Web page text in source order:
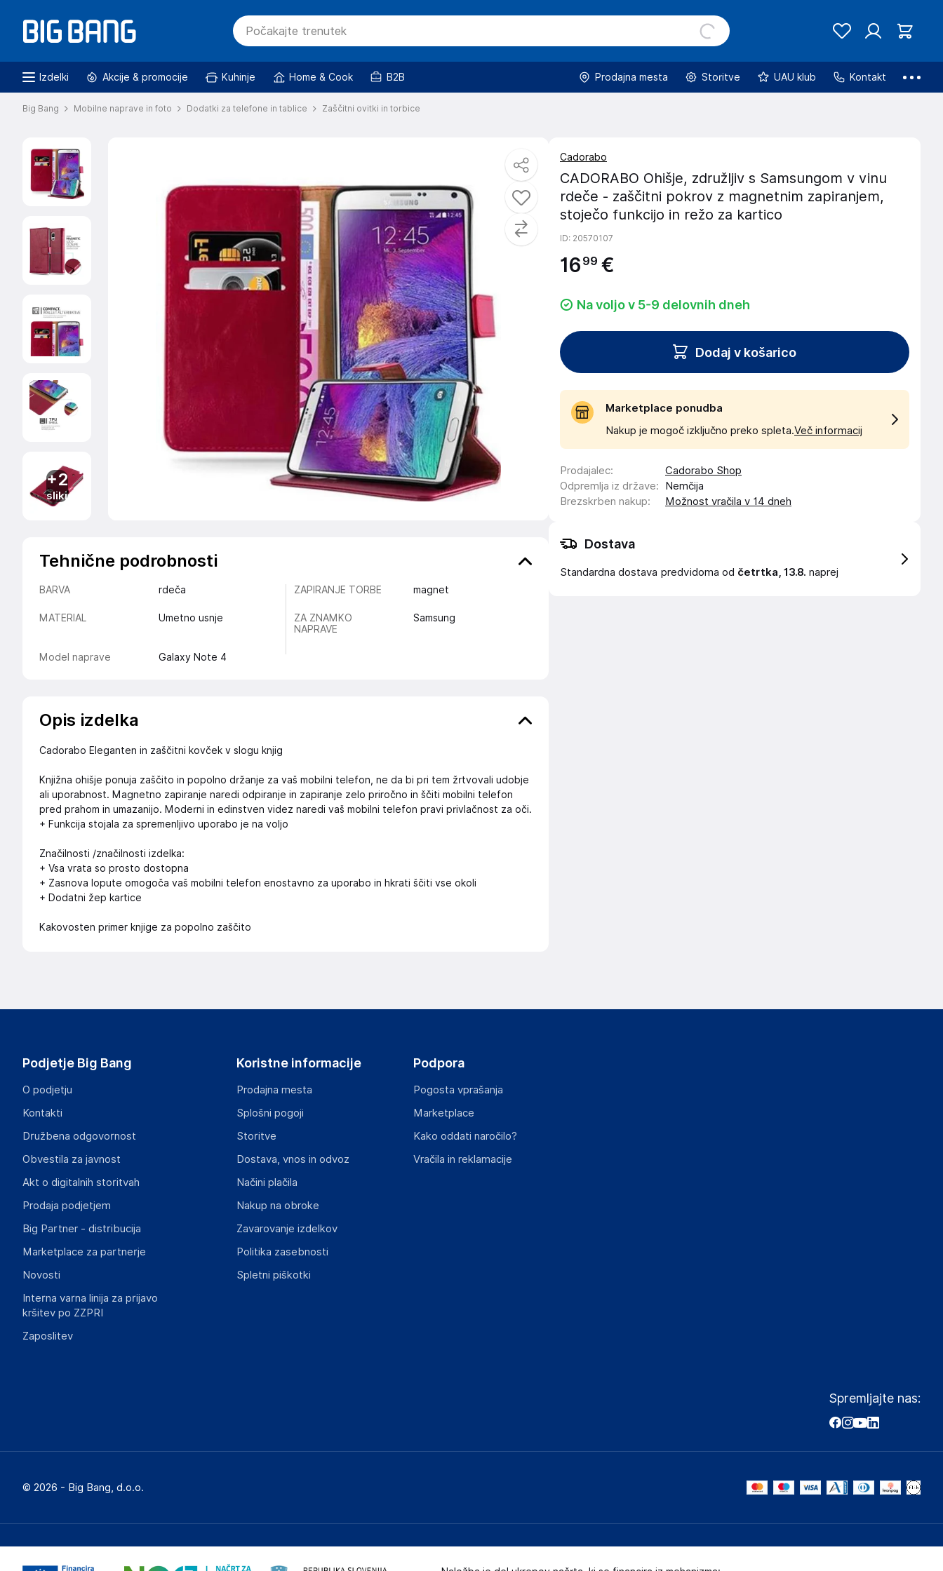
Izdelki Akcije & promocije Kuhinje Home & Cook B2B Prodajna mesta Storitve UAU klub Kontakt
Big Bang Mobilne naprave in foto Dodatki za telefone in tablice Zaščitni ovitki in torbice
+2
sliki
Tehnične podrobnosti
BARVA rdeča ZAPIRANJE TORBE magnet
MATERIAL Umetno usnje
ZA ZNAMKO
NAPRAVE
Samsung
Model naprave Galaxy Note 4
Opis izdelka
Cadorabo Eleganten in zaščitni kovček v slogu knjig
Knjižna ohišje ponuja zaščito in popolno držanje za vaš mobilni telefon, ne da bi pri tem žrtvovali udobje
ali uporabnost. Magnetno zapiranje naredi odpiranje in zapiranje zelo priročno in ščiti mobilni telefon
pred prahom in umazanijo. Moderni in edinstven videz naredi vaš mobilni telefon pravi privlačnost za oči.
+ Funkcija stojala za spremenljivo uporabo je na voljo
Značilnosti /značilnosti izdelka:
+ Vsa vrata so prosto dostopna
+ Zasnova lopute omogoča vaš mobilni telefon enostavno za uporabo in hkrati ščiti vse okoli
+ Dodatni žep kartice
Kakovosten primer knjige za popolno zaščito
Cadorabo
CADORABO Ohišje, združljiv s Samsungom v vinu
rdeče - zaščitni pokrov z magnetnim zapiranjem,
stoječo funkcijo in režo za kartico
ID: 20570107
16 99 €
Na voljo v 5-9 delovnih dneh
Dodaj v košarico
Marketplace ponudba
Nakup je mogoč izključno preko spleta.Več informacij
Prodajalec:
Cadorabo Shop
Odpremlja iz države:
Nemčija
Brezskrben nakup: Možnost vračila v 14 dneh
Dostava
Standardna dostava predvidoma od četrtka, 13.8. naprej
Podjetje Big Bang
O podjetju
Kontakti
Družbena odgovornost
Obvestila za javnost
Akt o digitalnih storitvah
Prodaja podjetjem
Big Partner - distribucija
Marketplace za partnerje
Novosti
Interna varna linija za prijavo
kršitev po ZZPRI
Zaposlitev
Koristne informacije
Prodajna mesta
Splošni pogoji
Storitve
Dostava, vnos in odvoz
Načini plačila
Nakup na obroke
Zavarovanje izdelkov
Politika zasebnosti
Spletni piškotki
Podpora
Pogosta vprašanja
Marketplace
Kako oddati naročilo?
Vračila in reklamacije
Spremljajte nas:
© 2026 - Big Bang, d.o.o.